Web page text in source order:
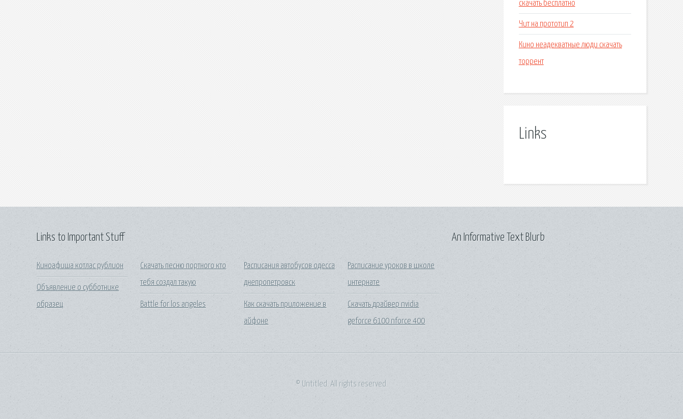
скачать бесплатно
Чит на прототип 2
Кино неадекватные люди скачать
торрент
Links
Links to Important Stuff
Киноафиша котлас рублион
Объявление о субботнике
образец
Скачать песню портного кто
тебя создал такую
Battle for los angeles
Расписания автобусов одесса
днепропетровск
Как скачать приложение в
айфоне
Расписание уроков в школе
интернате
Скачать драйвер nvidia
geforce 6100 nforce 400
An Informative Text Blurb
© Untitled. All rights reserved.